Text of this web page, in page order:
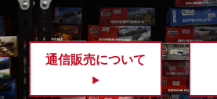
通信販売について